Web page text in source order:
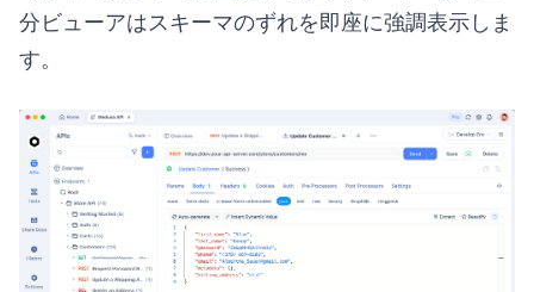
分ビューアはスキーマのずれを即座に強調表示しま
す。